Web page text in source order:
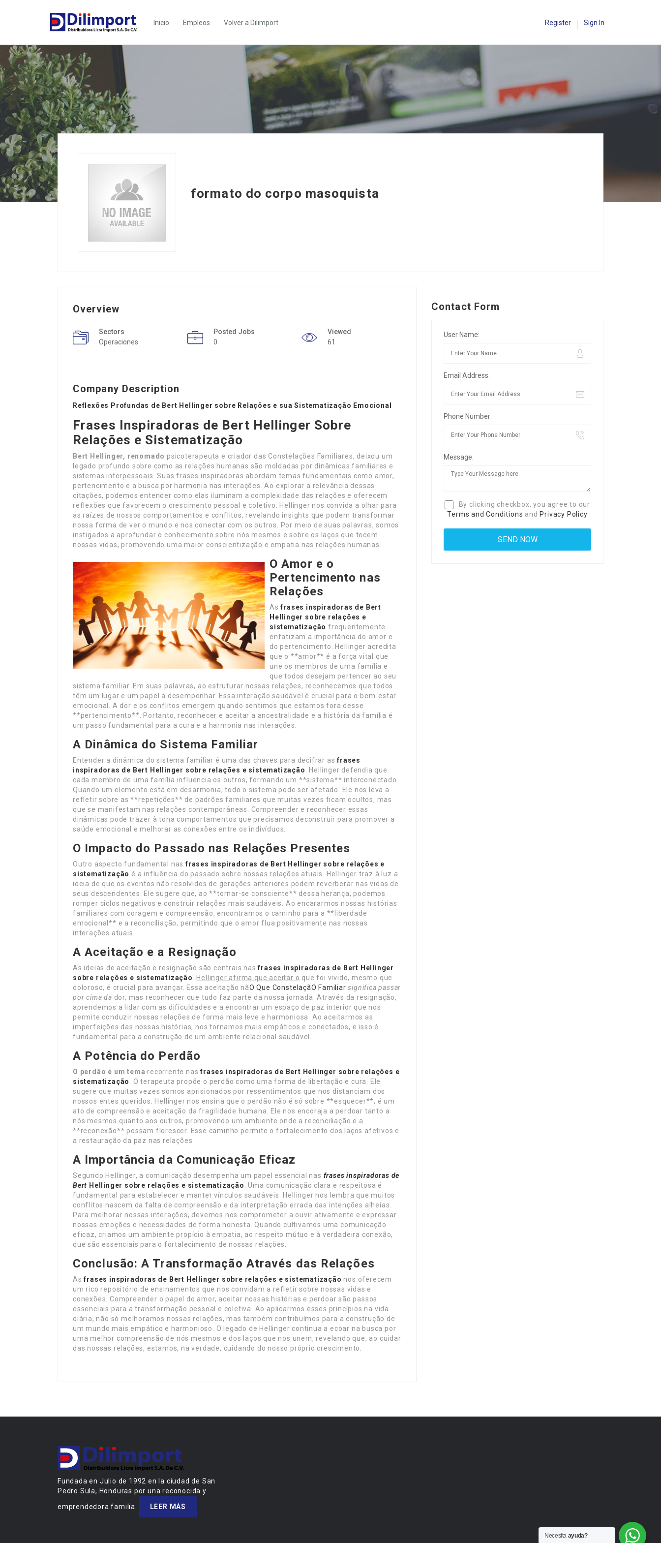
Inicio Empleos Volver a Dilimport Register Sign In
formato do corpo masoquista
Overview
Sectors
Operaciones
Posted Jobs
0
Viewed
61
Company Description
Reflexões Profundas de Bert Hellinger sobre Relações e sua Sistematização Emocional
Frases Inspiradoras de Bert Hellinger Sobre
Relações e Sistematização
Bert Hellinger, renomado psicoterapeuta e criador das Constelações Familiares, deixou um
legado profundo sobre como as relações humanas são moldadas por dinâmicas familiares e
sistemas interpessoais. Suas frases inspiradoras abordam temas fundamentais como amor,
pertencimento e a busca por harmonia nas interações. Ao explorar a relevância dessas
citações, podemos entender como elas iluminam a complexidade das relações e oferecem
reflexões que favorecem o crescimento pessoal e coletivo. Hellinger nos convida a olhar para
as raízes de nossos comportamentos e conflitos, revelando insights que podem transformar
nossa forma de ver o mundo e nos conectar com os outros. Por meio de suas palavras, somos
instigados a aprofundar o conhecimento sobre nós mesmos e sobre os laços que tecem
nossas vidas, promovendo uma maior conscientização e empatia nas relações humanas.
O Amor e o
Pertencimento nas
Relações
Asfrases inspiradoras de Bert
Hellinger sobre relações e
sistematização frequentemente
enfatizam a importância do amor e
do pertencimento. Hellinger acredita
que o **amor** é a força vital que
une os membros de uma família e
que todos desejam pertencer ao seu
sistema familiar. Em suas palavras, ao estruturar nossas relações, reconhecemos que todos
têm um lugar e um papel a desempenhar. Essa interação saudável é crucial para o bem-estar
emocional. A dor e os conflitos emergem quando sentimos que estamos fora desse
**pertencimento**. Portanto, reconhecer e aceitar a ancestralidade e a história da família é
um passo fundamental para a cura e a harmonia nas interações.
A Dinâmica do Sistema Familiar
Entender a dinâmica do sistema familiar é uma das chaves para decifrar asfrases
inspiradoras de Bert Hellinger sobre relações e sistematização
. Hellinger defendia que
cada membro de uma família influencia os outros, formando um **sistema** interconectado.
Quando um elemento está em desarmonia, todo o sistema pode ser afetado. Ele nos leva a
refletir sobre as **repetições** de padrões familiares que muitas vezes ficam ocultos, mas
que se manifestam nas relações contemporâneas. Compreender e reconhecer essas
dinâmicas pode trazer à tona comportamentos que precisamos deconstruir para promover a
saúde emocional e melhorar as conexões entre os indivíduos.
O Impacto do Passado nas Relações Presentes
Outro aspecto fundamental nas frases inspiradoras de Bert Hellinger sobre relações e
sistematização é a influência do passado sobre nossas relações atuais. Hellinger traz à luz a
ideia de que os eventos não resolvidos de gerações anteriores podem reverberar nas vidas de
seus descendentes. Ele sugere que, ao **tornar-se consciente** dessa herança, podemos
romper ciclos negativos e construir relações mais saudáveis. Ao encararmos nossas histórias
familiares com coragem e compreensão, encontramos o caminho para a **liberdade
emocional** e a reconciliação, permitindo que o amor flua positivamente nas nossas
interações atuais.
A Aceitação e a Resignação
As ideias de aceitação e resignação são centrais nasfrases inspiradoras de Bert Hellinger
sobre relações e sistematização
Hellinger afirma que aceitar o que foi vivido, mesmo que
doloroso, é crucial para avançar. Essa aceitação nãO Que ConstelaçãO Familiar significa passar
por cima da dor, mas reconhecer que tudo faz parte da nossa jornada. Através da resignação,
aprendemos a lidar com as dificuldades e a encontrar um espaço de paz interior que nos
permite conduzir nossas relações de forma mais leve e harmoniosa. Ao aceitarmos as
imperfeições das nossas histórias, nos tornamos mais empáticos e conectados, e isso é
fundamental para a construção de um ambiente relacional saudável.
A Potência do Perdão
O perdão é um tema recorrente nasfrases inspiradoras de Bert Hellinger sobre relações e
sistematização
. O terapeuta propõe o perdão como uma forma de libertação e cura. Ele
sugere que muitas vezes somos aprisionados por ressentimentos que nos distanciam dos
nossos entes queridos. Hellinger nos ensina que o perdão não é só sobre **esquecer**; é um
ato de compreensão e aceitação da fragilidade humana. Ele nos encoraja a perdoar tanto a
nós mesmos quanto aos outros, promovendo um ambiente onde a reconciliação e a
**reconexão** possam florescer. Esse caminho permite o fortalecimento dos laços afetivos e
a restauração da paz nas relações.
A Importância da Comunicação Eficaz
Segundo Hellinger, a comunicação desempenha um papel essencial nas frases inspiradoras de
Bert Hellinger sobre relações e sistematização . Uma comunicação clara e respeitosa é
fundamental para estabelecer e manter vínculos saudáveis. Hellinger nos lembra que muitos
conflitos nascem da falta de compreensão e da interpretação errada das intenções alheias.
Para melhorar nossas interações, devemos nos comprometer a ouvir ativamente e expressar
nossas emoções e necessidades de forma honesta. Quando cultivamos uma comunicação
eficaz, criamos um ambiente propício à empatia, ao respeito mútuo e à verdadeira conexão,
que são essenciais para o fortalecimento de nossas relações.
Conclusão: A Transformação Através das Relações
Asfrases inspiradoras de Bert Hellinger sobre relações e sistematização nos oferecem
um rico repositório de ensinamentos que nos convidam a refletir sobre nossas vidas e
conexões. Compreender o papel do amor, aceitar nossas histórias e perdoar são passos
essenciais para a transformação pessoal e coletiva. Ao aplicarmos esses princípios na vida
diária, não só melhoramos nossas relações, mas também contribuímos para a construção de
um mundo mais empático e harmonioso. O legado de Hellinger continua a ecoar na busca por
uma melhor compreensão de nós mesmos e dos laços que nos unem, revelando que, ao cuidar
das nossas relações, estamos, na verdade, cuidando do nosso próprio crescimento.
Contact Form
User Name:
Email Address:
Phone Number:
Message:
By clicking checkbox, you agree to our
Terms and Conditions and Privacy Policy
Fundada en Julio de 1992 en la ciudad de San
Pedro Sula, Honduras por una reconocida y
emprendedora familia.
LEER MÁS
Necesita ayuda?